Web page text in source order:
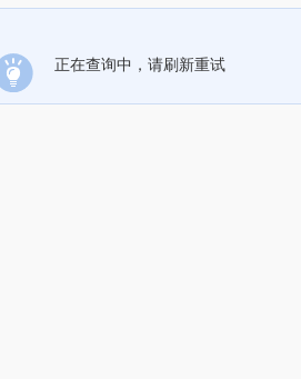
正在查询中，请刷新重试